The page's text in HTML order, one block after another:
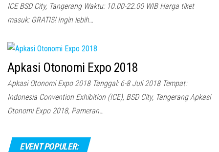
ICE BSD City, Tangerang Waktu: 10.00-22.00 WIB Harga tiket
masuk: GRATIS! Ingin lebih…
Apkasi Otonomi Expo 2018
Apkasi Otonomi Expo 2018 Tanggal: 6-8 Juli 2018 Tempat:
Indonesia Convention Exhibition (ICE), BSD City, Tangerang Apkasi
Otonomi Expo 2018, Pameran…
EVENT POPULER: